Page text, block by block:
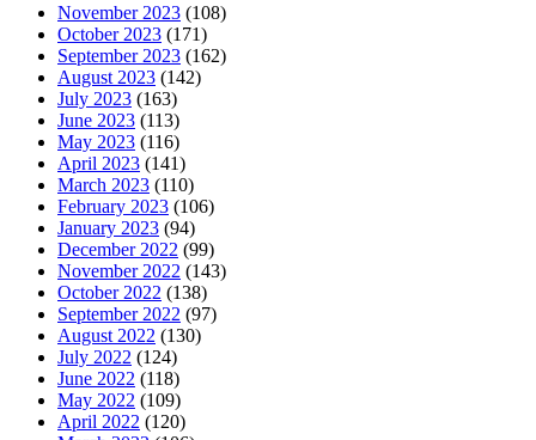
November 2023 (108)
October 2023 (171)
September 2023 (162)
August 2023 (142)
July 2023 (163)
June 2023 (113)
May 2023 (116)
April 2023 (141)
March 2023 (110)
February 2023 (106)
January 2023 (94)
December 2022 (99)
November 2022 (143)
October 2022 (138)
September 2022 (97)
August 2022 (130)
July 2022 (124)
June 2022 (118)
May 2022 (109)
April 2022 (120)